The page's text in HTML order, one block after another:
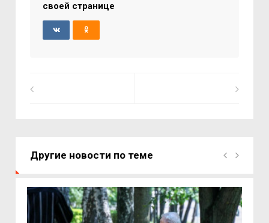
своей странице
Другие новости по теме